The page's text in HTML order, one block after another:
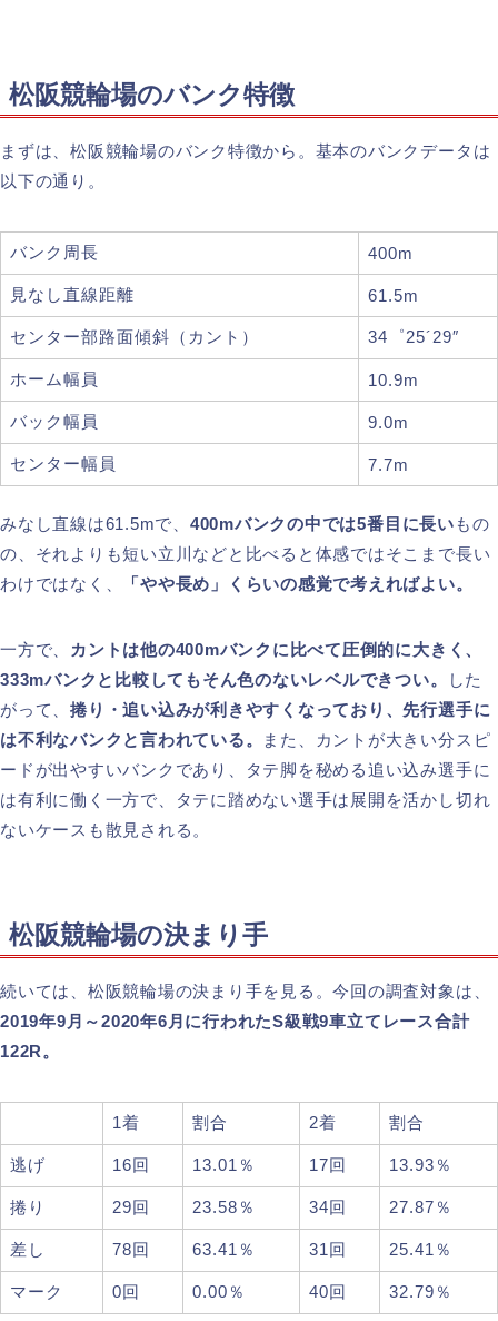
松阪競輪場のバンク特徴
まずは、松阪競輪場のバンク特徴から。基本のバンクデータは
以下の通り。
バンク周長 400m
見なし直線距離 61.5m
センター部路面傾斜（カント） 34゜25´29″
ホーム幅員 10.9m
バック幅員 9.0m
センター幅員 7.7m
みなし直線は61.5mで、 400mバンクの中では5番目に長い もの
の、それよりも短い立川などと比べると体感ではそこまで長い
わけではなく、
「やや長め」くらいの感覚で考えればよい。
一方で、
カントは他の400mバンクに比べて圧倒的に大きく、
333mバンクと比較してもそん色のないレベルできつい。
した
がって、捲り・追い込みが利きやすくなっており、先行選手に
は不利なバンクと言われている。
また、カントが大きい分スピ
ードが出やすいバンクであり、タテ脚を秘める追い込み選手に
は有利に働く一方で、タテに踏めない選手は展開を活かし切れ
ないケースも散見される。
松阪競輪場の決まり手
続いては、松阪競輪場の決まり手を見る。今回の調査対象は、
2019年9月～2020年6月に行われたS級戦9車立てレース合計
122R。
1着 割合 2着 割合
逃げ 16回 13.01％ 17回 13.93％
捲り 29回 23.58％ 34回 27.87％
差し 78回 63.41％ 31回 25.41％
マーク 0回 0.00％ 40回 32.79％